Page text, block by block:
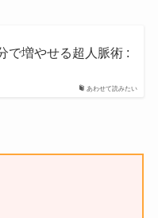
あわせて読みたい
で増やせる超人脈術 :